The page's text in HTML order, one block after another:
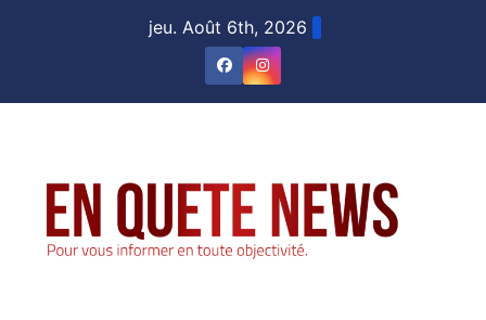
jeu. Août 6th, 2026